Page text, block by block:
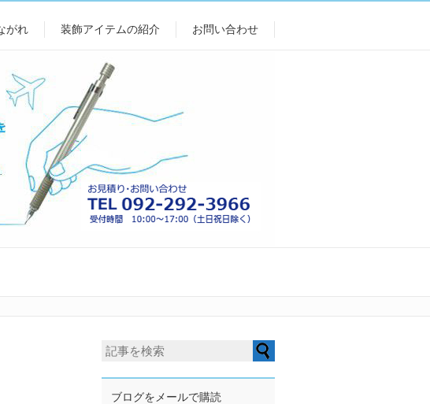
がれ 装飾アイテムの紹介 お問い合わせ
ブログをメールで購読